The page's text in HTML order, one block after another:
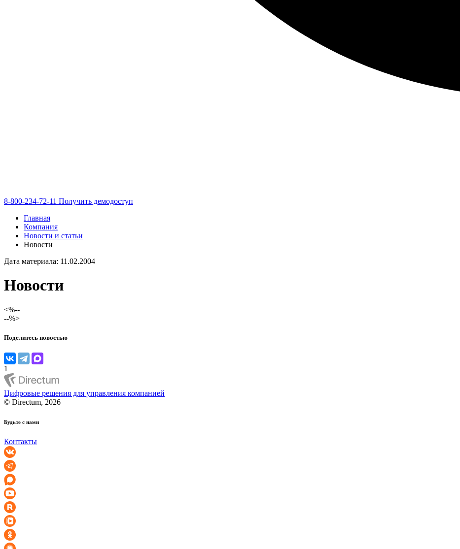
8-800-234-72-11 Получить демодоступ
Главная
Компания
Новости и статьи
Новости
Дата материала: 11.02.2004
Новости
<%--
--%>
Поделитесь новостью
1
Цифровые решения для управления компанией
© Directum, 2026
Будьте с нами
Контакты